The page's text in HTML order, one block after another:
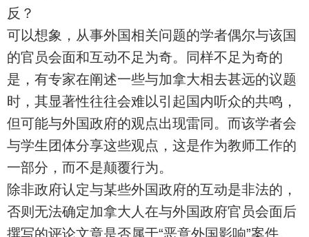
反？
可以想象，从事外国相关问题的学者偶尔与该国
的官员会面和互动不足为奇。同样不足为奇的
是，有专家在阐述一些与加拿大相去甚远的议题
时，其显著性往往会难以引起国内听众的共鸣，
但可能与外国政府的观点出现雷同。而该学者会
与学生团体分享这些观点，这是作为教师工作的
一部分，而不是颠覆行为。
除非政府认定与某些外国政府的互动是非法的，
否则无法确定加拿大人在与外国政府官员会面后
撰写的评论文章是否属于“恶意外国影响”案件。